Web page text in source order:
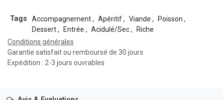
Tags Accompagnement, Apéritif, Viande , Poisson ,
Dessert, Entrée , Acidulé/Sec,
Riche
Conditions générales
Garantie satisfait ou remboursé de 30 jours
Expédition : 2-3 jours ouvrables